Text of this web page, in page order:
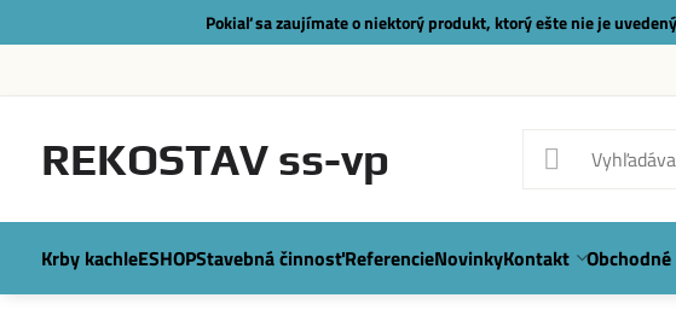
Pokiaľ sa zaujímate o niektorý produkt, ktorý ešte nie je
REKOSTAV ss-vp
Krby kachleESHOPStavebná činnosťReferencieNovinkyKontakt